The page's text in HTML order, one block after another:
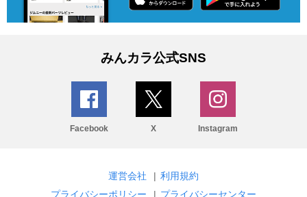
みんカラ公式SNS
Facebook X Instagram
運営会社 | 利用規約
プライバシーポリシー
| プライバシーセンター